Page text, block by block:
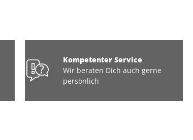
Kompetenter Service
Wir beraten Dich auch gerne
persönlich